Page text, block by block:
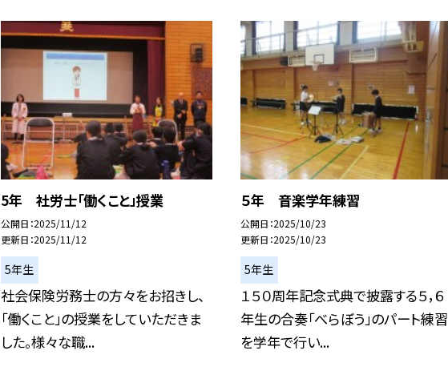
5年 社労士「働くこと」授業
公開日 2025/11/12
更新日 2025/11/12
5年生
社会保険労務士の方々をお招きし、
「働くこと」の授業をしていただきま
した。様々な職...
５年 音楽学年練習
公開日 2025/10/23
更新日 2025/10/23
5年生
１５０周年記念式典で披露する５，６
年生の合奏「べらぼう」のパート練習
を学年で行い...